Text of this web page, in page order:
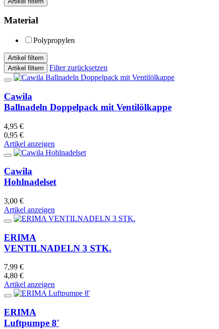
Material
Polypropylen
Artikel filtern
Artikel filtern
Filter zurücksetzen
Cawila
Ballnadeln Doppelpack mit Ventilölkappe
4,95 €
0,95 €
Artikel anzeigen
Cawila
Hohlnadelset
3,00 €
Artikel anzeigen
ERIMA
VENTILNADELN 3 STK.
7,99 €
4,80 €
Artikel anzeigen
ERIMA
Luftpumpe 8'